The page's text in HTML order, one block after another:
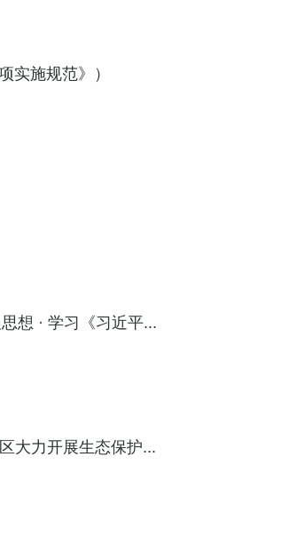
实施规范》）
想 · 学习《习近平...
大力开展生态保护...